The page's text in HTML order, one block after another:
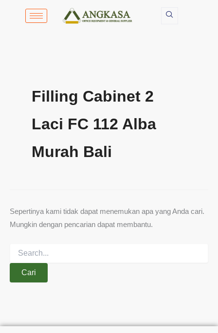
Filling Cabinet 2
Laci FC 112 Alba
Murah Bali
Sepertinya kami tidak dapat menemukan apa yang Anda cari.
Mungkin dengan pencarian dapat membantu.